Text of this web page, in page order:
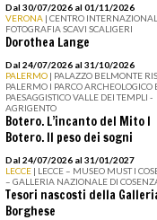
Dal 30/07/2026 al 01/11/2026
VERONA | CENTRO
FOTOGRAFIA SCAVI SCALIGERI
Dorothea Lange
Dal 24/07/2026 al 31/10/2026
PALERMO | PALAZZO BELMONTE
PALERMO I PARCO ARCHEOLOGICO
PAESAGGISTICO VALLE DEI TEMPLI -
AGRIGENTO
Botero. L’incanto del Mito I
Botero. Il peso dei sogni
Dal 24/07/2026 al 31/01/2027
LECCE | LECCE – MUSEO MUST I
– GALLERIA NAZIONALE DI
Tesori nascosti della
Borghese